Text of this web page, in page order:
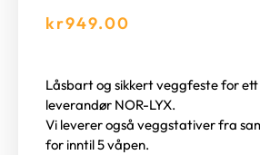
kr949.00
Låsbart og sikkert veggfeste for
leverandør NOR-LYX.
Vi leverer også veggstativer fra
for inntil 5 våpen.